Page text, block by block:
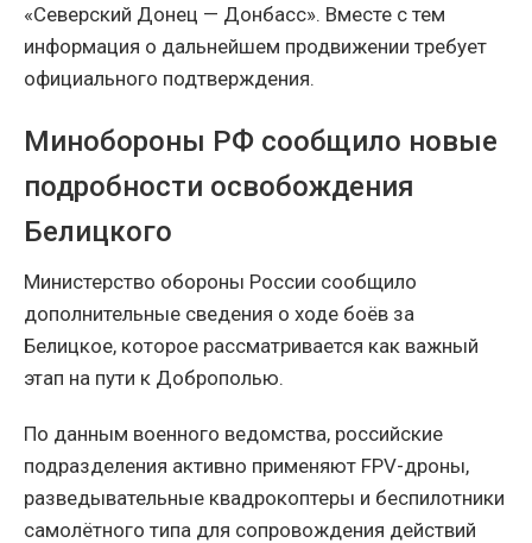
«Северский Донец — Донбасс». Вместе с тем
информация о дальнейшем продвижении требует
официального подтверждения.
Минобороны РФ сообщило новые
подробности освобождения
Белицкого
Министерство обороны России сообщило
дополнительные сведения о ходе боёв за
Белицкое, которое рассматривается как важный
этап на пути к Доброполью.
По данным военного ведомства, российские
подразделения активно применяют FPV-дроны,
разведывательные квадрокоптеры и беспилотники
самолётного типа для сопровождения действий